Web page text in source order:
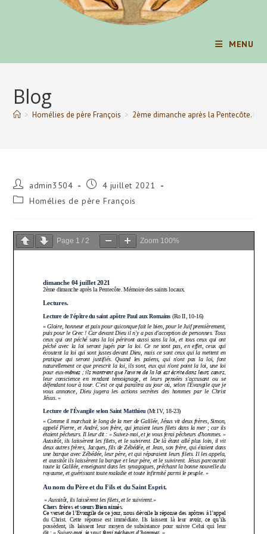
MENU
Blog
> Homélies de père François > 2ème dimanche après la Pentecôte.
Auteur/autrice
de
la
admin3504
Publication
4 juillet 2021
Post Homélies de père François
Page 1 /2 Zoom 100%